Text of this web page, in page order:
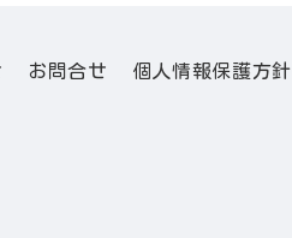
お問合せ 個人情報保護方針